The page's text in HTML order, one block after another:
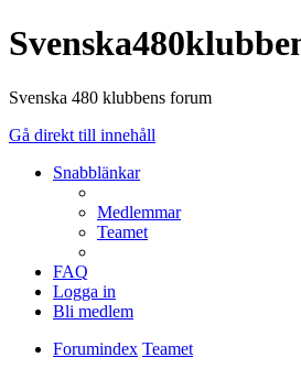
Svenska 480 klubbens forum
Gå direkt till innehåll
Snabblänkar
Medlemmar
Teamet
FAQ
Logga in
Bli medlem
Forumindex Teamet